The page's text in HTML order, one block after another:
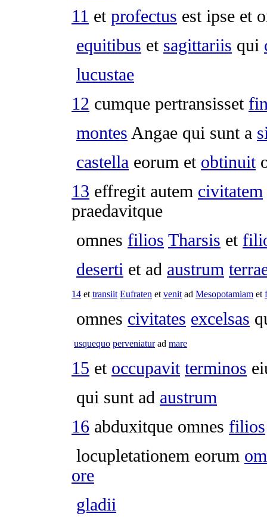
11 et profectus est ipse et
equitibus et sagittariis qui
lucustae
12 cumque pertransisset
montes Angae qui sunt a
castella eorum et obtinuit
13 effregitautem civitatem
praedavitque
omnes filios Tharsis et
deserti et ad austrum
14 et transiit Eufraten et venit ad Mesopotamiam et
omnes civitates excelsas
usquequo perveniaturad mare
15 et occupavit terminos
qui sunt ad austrum
16 abduxitque omnes filios
locupletationem eorum
ore
gladii